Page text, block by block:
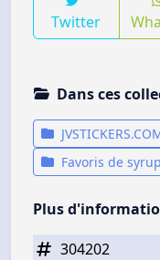
Twitter
Dans ces
Favoris de
Plus
304202